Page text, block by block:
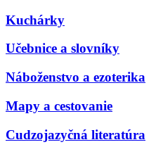
Kuchárky
Učebnice a slovníky
Náboženstvo a ezoterika
Mapy a cestovanie
Cudzojazyčná literatúra